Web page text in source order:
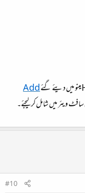
Add
ویئر میں شامل کرلیجئے۔
#10